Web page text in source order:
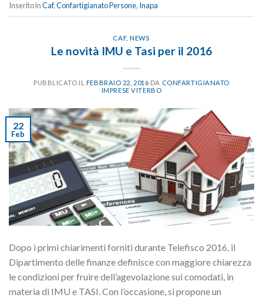
Inserito inCaf,Confartigianato Persone, Inapa
CAF,NEWS
Le novità IMU e Tasi per il 2016
PUBBLICATO IL FEBBRAIO 22, 2016 DA CONFARTIGIANATO
IMPRESE VITERBO
22
Feb
Dopo i primi chiarimenti forniti durante Telefisco 2016, il
Dipartimento delle finanze definisce con maggiore chiarezza
le condizioni per fruire dell’agevolazione sui comodati, in
materia di IMU e TASI. Con l’occasione, si propone un